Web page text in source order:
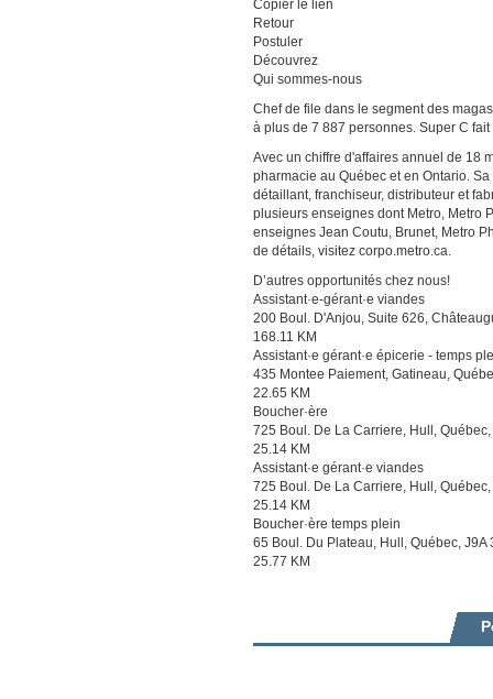
Copier le lien
Retour
Postuler
Découvrez
Qui sommes-nous
Chef de file dans le segment des
à plus de 7 887 personnes. Super C
Avec un chiffre d'affaires annuel de 18
pharmacie au Québec et en Ontario.
détaillant, franchiseur, distributeur et
plusieurs enseignes dont Metro, Metro
enseignes Jean Coutu, Brunet, Metro
de détails, visitez corpo.metro.ca.
D’autres opportunités chez nous!
Assistant·e-gérant·e viandes
200 Boul. D'Anjou, Suite 626,
168.11 KM
Assistant·e gérant·e épicerie - temps
435 Montee Paiement, Gatineau,
22.65 KM
Boucher·ère
725 Boul. De La Carriere, Hull,
25.14 KM
Assistant·e gérant·e viandes
725 Boul. De La Carriere, Hull,
25.14 KM
Boucher·ère temps plein
65 Boul. Du Plateau, Hull, Québec, J9A
25.77 KM